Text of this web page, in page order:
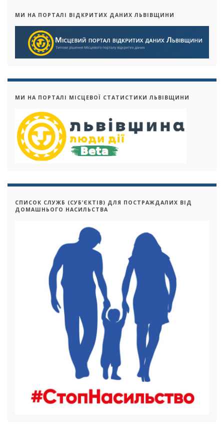
МИ НА ПОРТАЛІ ВІДКРИТИХ ДАНИХ ЛЬВІВЩИНИ
МИ НА ПОРТАЛІ МІСЦЕВОЇ СТАТИСТИКИ ЛЬВІВЩИНИ
СПИСОК СЛУЖБ (СУБ’ЄКТІВ) ДЛЯ ПОСТРАЖДАЛИХ ВІД
ДОМАШНЬОГО НАСИЛЬСТВА